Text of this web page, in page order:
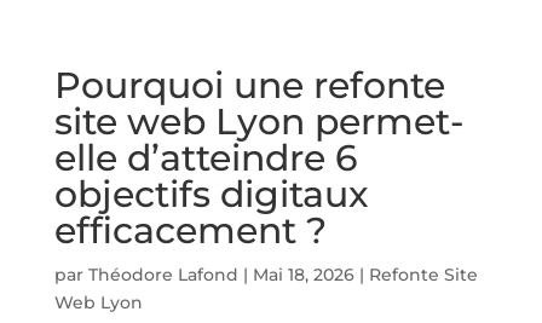
Pourquoi une refonte
site web Lyon permet-
elle d’atteindre 6
objectifs digitaux
efficacement ?
par Théodore Lafond | Mai 18, 2026| Refonte Site
Web Lyon